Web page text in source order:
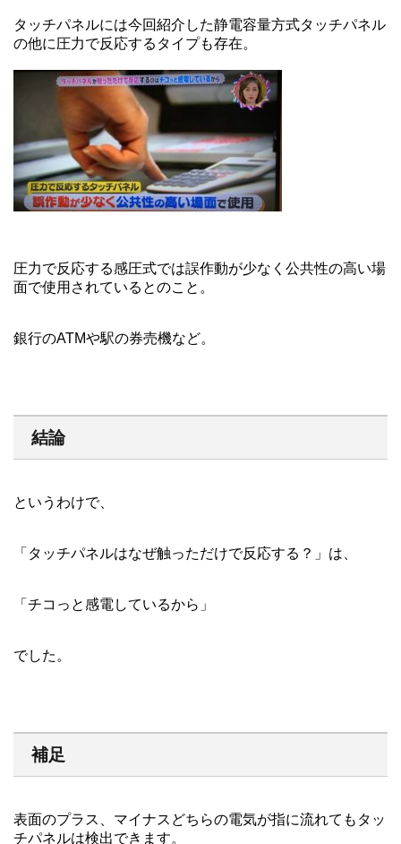
タッチパネルには今回紹介した静電容量方式タッチパネル
の他に圧力で反応するタイプも存在。
圧力で反応する感圧式では誤作動が少なく公共性の高い場
面で使用されているとのこと。
銀行のATMや駅の券売機など。
結論
というわけで、
「タッチパネルはなぜ触っただけで反応する？」は、
「チコっと感電しているから」
でした。
補足
表面のプラス、マイナスどちらの電気が指に流れてもタッ
チパネルは検出できます。